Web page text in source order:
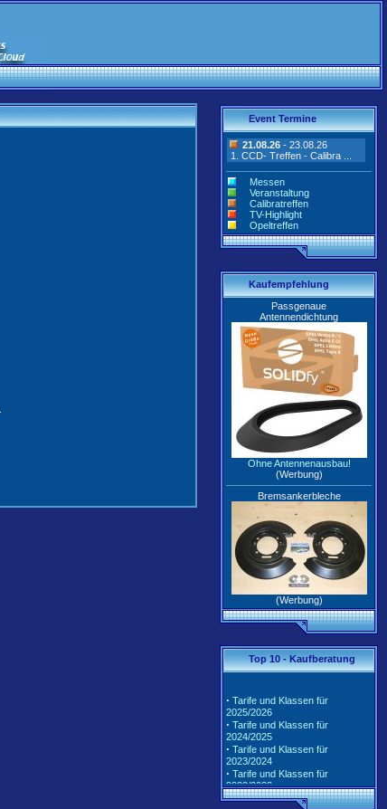
Event Termine
21.08.26 - 23.08.26
1. CCD- Treffen - Calibra ...
Messen
Veranstaltung
Calibratreffen
TV-Highlight
Opeltreffen
Kaufempfehlung
Passgenaue
Antennendichtung
Ohne Antennenausbau!
(Werbung)
Bremsankerbleche
(Werbung)
Top 10 - Kaufberatung
2025/2026
· Tarife und Klassen für
2024/2025
· Tarife und Klassen für
2023/2024
· Tarife und Klassen für
2022/2023
· Tarife und Klassen für
2021/2022